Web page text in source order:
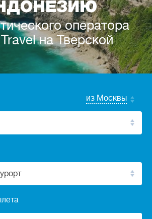
оператора
на Тверской
из Москвы